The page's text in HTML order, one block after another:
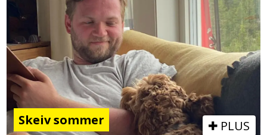
Skeiv sommer PLUS